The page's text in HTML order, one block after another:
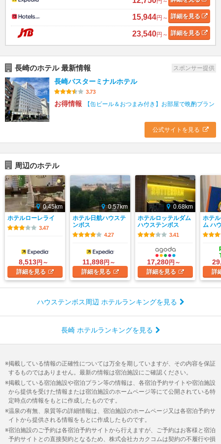
15,944円～ 詳細を見る
23,540円～ 詳細を見る
長崎のホテル 最新情報 スポンサー提供
長崎バスターミナルホテル
3.73
お得情報 【缶ビール＆おつまみ付き】お部屋で晩酌プラン
公式サイトを見る
周辺のホテル
0.45km
ホテルローレライ
3.47
8,513円～
詳細を見る
0.57km
ホテル日航ハウステ
ンボス
4.27
11,898円～
詳細を見る
0.68km
ホテルロッテルダム
ハウステンボス
3.41
17,280円～
詳細を見る
ホテ
ム ハ
詳
ハウステンボス周辺 ホテルランキングを見る
長崎 ホテルランキングを見る
掲載している情報の正確性については万全を期していますが、その内容を保証
するものではありません。最新の情報は宿泊施設にご確認ください。
掲載している宿泊施設や宿泊プラン等の情報は、各宿泊予約サイトや宿泊施設
から提供を受けた情報または宿泊施設のホームページ等にて公開されている特
定時点の情報をもとに作成したものです。
温泉の有無、泉質等の詳細情報は、宿泊施設のホームページ又は各宿泊予約サ
イトから提供される情報をもとに作成したものです。
宿泊施設のご予約は各宿泊予約サイトから行えますが、ご予約はお客様と宿泊
予約サイトとの直接契約となるため、株式会社カカクコムは契約の不履行や損